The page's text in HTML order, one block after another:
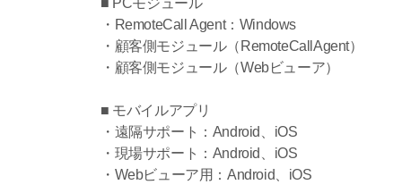
■ PCモジュール
・RemoteCall Agent：Windows
・顧客側モジュール（RemoteCallAgent）
・顧客側モジュール（Webビューア）
■ モバイルアプリ
・遠隔サポート：Android、iOS
・現場サポート：Android、iOS
・Webビューア用：Android、iOS